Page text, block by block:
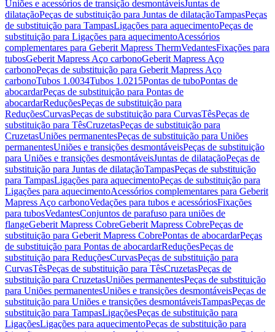
Uniões e acessórios de transição desmontáveisJuntas de
dilataçãoPeças de substituição para Juntas de dilataçãoTampasPeças
de substituição para TampasLigações para aquecimentoPeças de
substituição para Ligações para aquecimentoAcessórios
complementares para Geberit Mapress ThermVedantesFixações para
tubosGeberit Mapress Aço carbonoGeberit Mapress Aço
carbonoPeças de substituição para Geberit Mapress Aço
carbonoTubos 1.0034Tubos 1.0215Pontas de tuboPontas de
abocardarPeças de substituição para Pontas de
abocardarReduçõesPeças de substituição para
ReduçõesCurvasPeças de substituição para CurvasTêsPeças de
substituição para TêsCruzetasPeças de substituição para
CruzetasUniões permanentesPeças de substituição para Uniões
permanentesUniões e transições desmontáveisPeças de substituição
para Uniões e transições desmontáveisJuntas de dilataçãoPeças de
substituição para Juntas de dilataçãoTampasPeças de substituição
para TampasLigações para aquecimentoPeças de substituição para
Ligações para aquecimentoAcessórios complementares para Geberit
Mapress Aço carbonoVedações para tubos e acessóriosFixações
para tubosVedantesConjuntos de parafuso para uniões de
flangeGeberit Mapress CobreGeberit Mapress CobrePeças de
substituição para Geberit Mapress CobrePontas de abocardarPeças
de substituição para Pontas de abocardarReduçõesPeças de
substituição para ReduçõesCurvasPeças de substituição para
CurvasTêsPeças de substituição para TêsCruzetasPeças de
substituição para CruzetasUniões permanentesPeças de substituição
para Uniões permanentesUniões e transições desmontáveisPeças de
substituição para Uniões e transições desmontáveisTampasPeças de
substituição para TampasLigaçõesPeças de substituição para
LigaçõesLigações para aquecimentoPeças de substituição para